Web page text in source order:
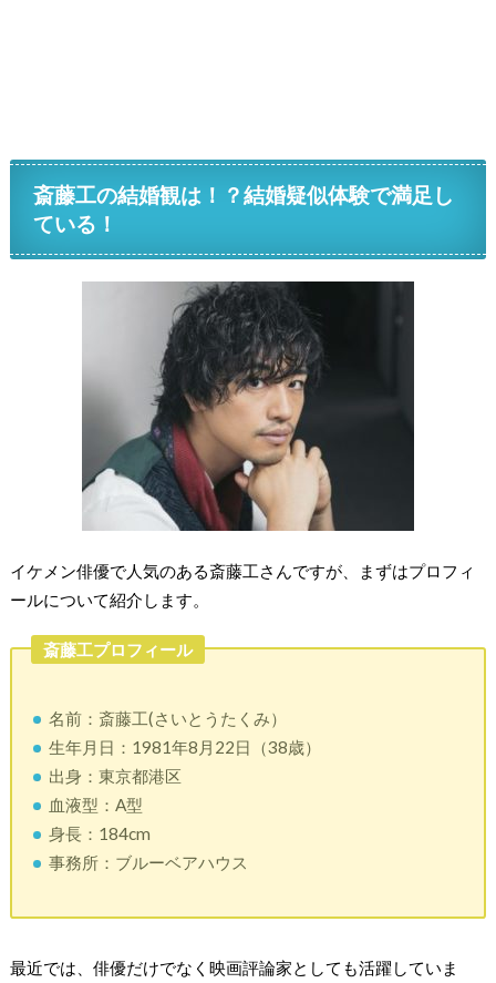
斎藤工の結婚観は！？結婚疑似体験で満足し
ている！
イケメン俳優で人気のある斎藤工さんですが、まずはプロフィ
ールについて紹介します。
斎藤工プロフィール
名前：斎藤工(さいとうたくみ）
生年月日：1981年8月22日（38歳）
出身：東京都港区
血液型：A型
身長：184cm
事務所：ブルーベアハウス
最近では、俳優だけでなく映画評論家としても活躍していま